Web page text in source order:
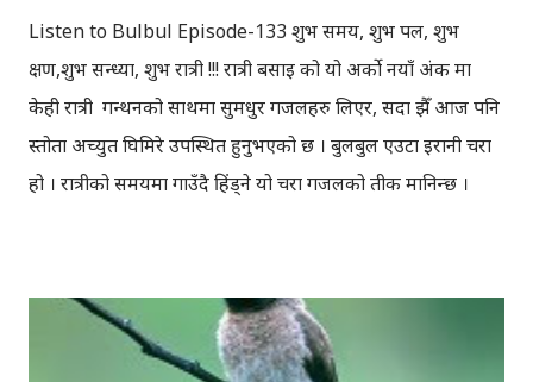
Listen to Bulbul Episode-133 शुभ समय, शुभ पल, शुभ
क्षण,शुभ सन्ध्या, शुभ रात्री !!! रात्री बसाइ को यो अर्को नयाँ अंक मा
केही रात्री गन्थनको साथमा सुमधुर गजलहरु लिएर, सदा झैँ आज पनि
प्रस्तोता अच्युत घिमिरे उपस्थित हुनुभएको छ । बुलबुल एउटा इरानी चरा
हो । रात्रीको समयमा गाउँदै हिंड्‍ने यो चरा गजलको प्रतीक मानिन्छ ।
यसको उपस्थिति रहन्छ । प्रेम, विरह, उत्साह, उमंग अनि थुप्रै मनका
संवेगहरु बुलबुलले समेट्‍छ । बुलबुल सुन्न थालेपछि हामी सबै एउटा
समूहमा समेटिन्छौं र बुलबुल भित्र आफैंले आफ्‍नो नाम दिन्छौं -